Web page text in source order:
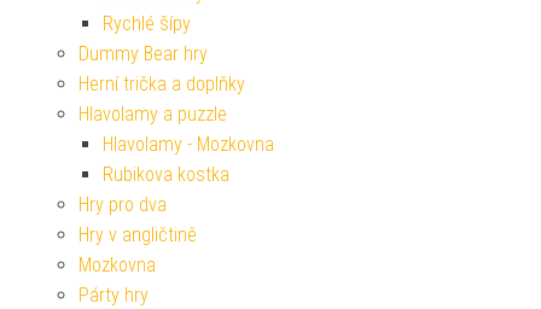
Rychlé šípy
Dummy Bear hry
Herní trička a doplňky
Hlavolamy a puzzle
Hlavolamy - Mozkovna
Rubikova kostka
Hry pro dva
Hry v angličtině
Mozkovna
Párty hry